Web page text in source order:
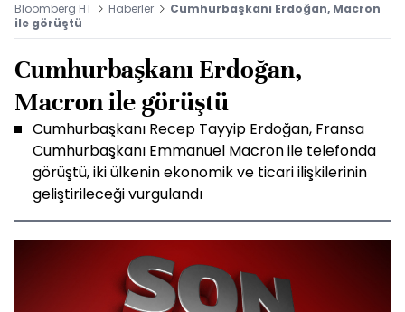
Bloomberg HT Haberler
Cumhurbaşkanı Erdoğan, Macron
ile görüştü
Cumhurbaşkanı Erdoğan,
Macron ile görüştü
Cumhurbaşkanı Recep Tayyip Erdoğan, Fransa
Cumhurbaşkanı Emmanuel Macron ile telefonda
görüştü, iki ülkenin ekonomik ve ticari ilişkilerinin
geliştirileceği vurgulandı